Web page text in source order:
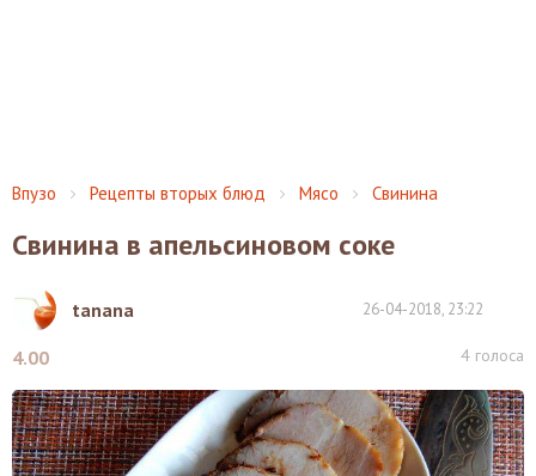
Впузо Рецепты вторых блюд Мясо Свинина
Свинина в апельсиновом соке
tanana 26-04-2018, 23:22
4.00 4 голоса